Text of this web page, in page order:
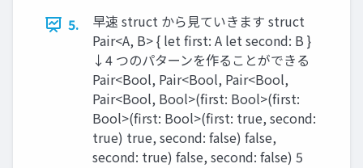
5.
早速 struct から⾒ていきます struct
Pair<A, B> { let first: A let second: B }
↓4 つのパターンを作ることができる
Pair<Bool, Pair<Bool, Pair<Bool,
Pair<Bool, Bool>(first: Bool>(first:
Bool>(first: Bool>(first: true, second:
true) true, second: false) false,
second: true) false, second: false) 5